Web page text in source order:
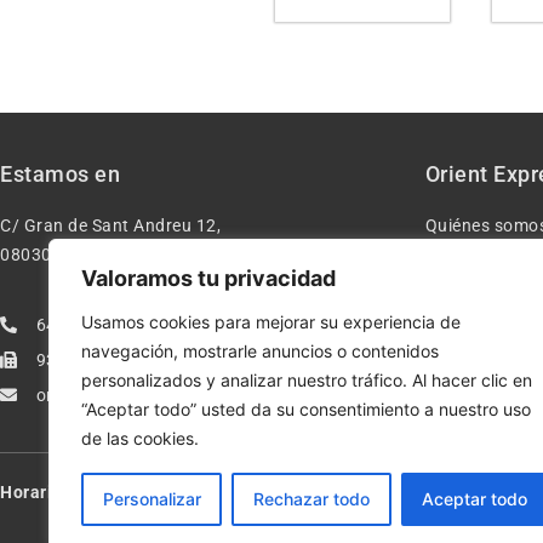
Valoramos tu privacidad
Usamos cookies para mejorar su experiencia de
navegación, mostrarle anuncios o contenidos
personalizados y analizar nuestro tráfico. Al hacer clic en
“Aceptar todo” usted da su consentimiento a nuestro uso
de las cookies.
Personalizar Rechazar todo Aceptar todo
Estamos en
C/ Gran de Sant Andreu 12,
08030 – Barcelona España
640277962
933113005
orientexpressmodelismo@gmail.com
Orient
Quiénes
Condiciones
Política de
Política de
Horario: Lun-Vie de 10:00-13:30 y 17:00-20:00 – Sáb de 10:00-13:30